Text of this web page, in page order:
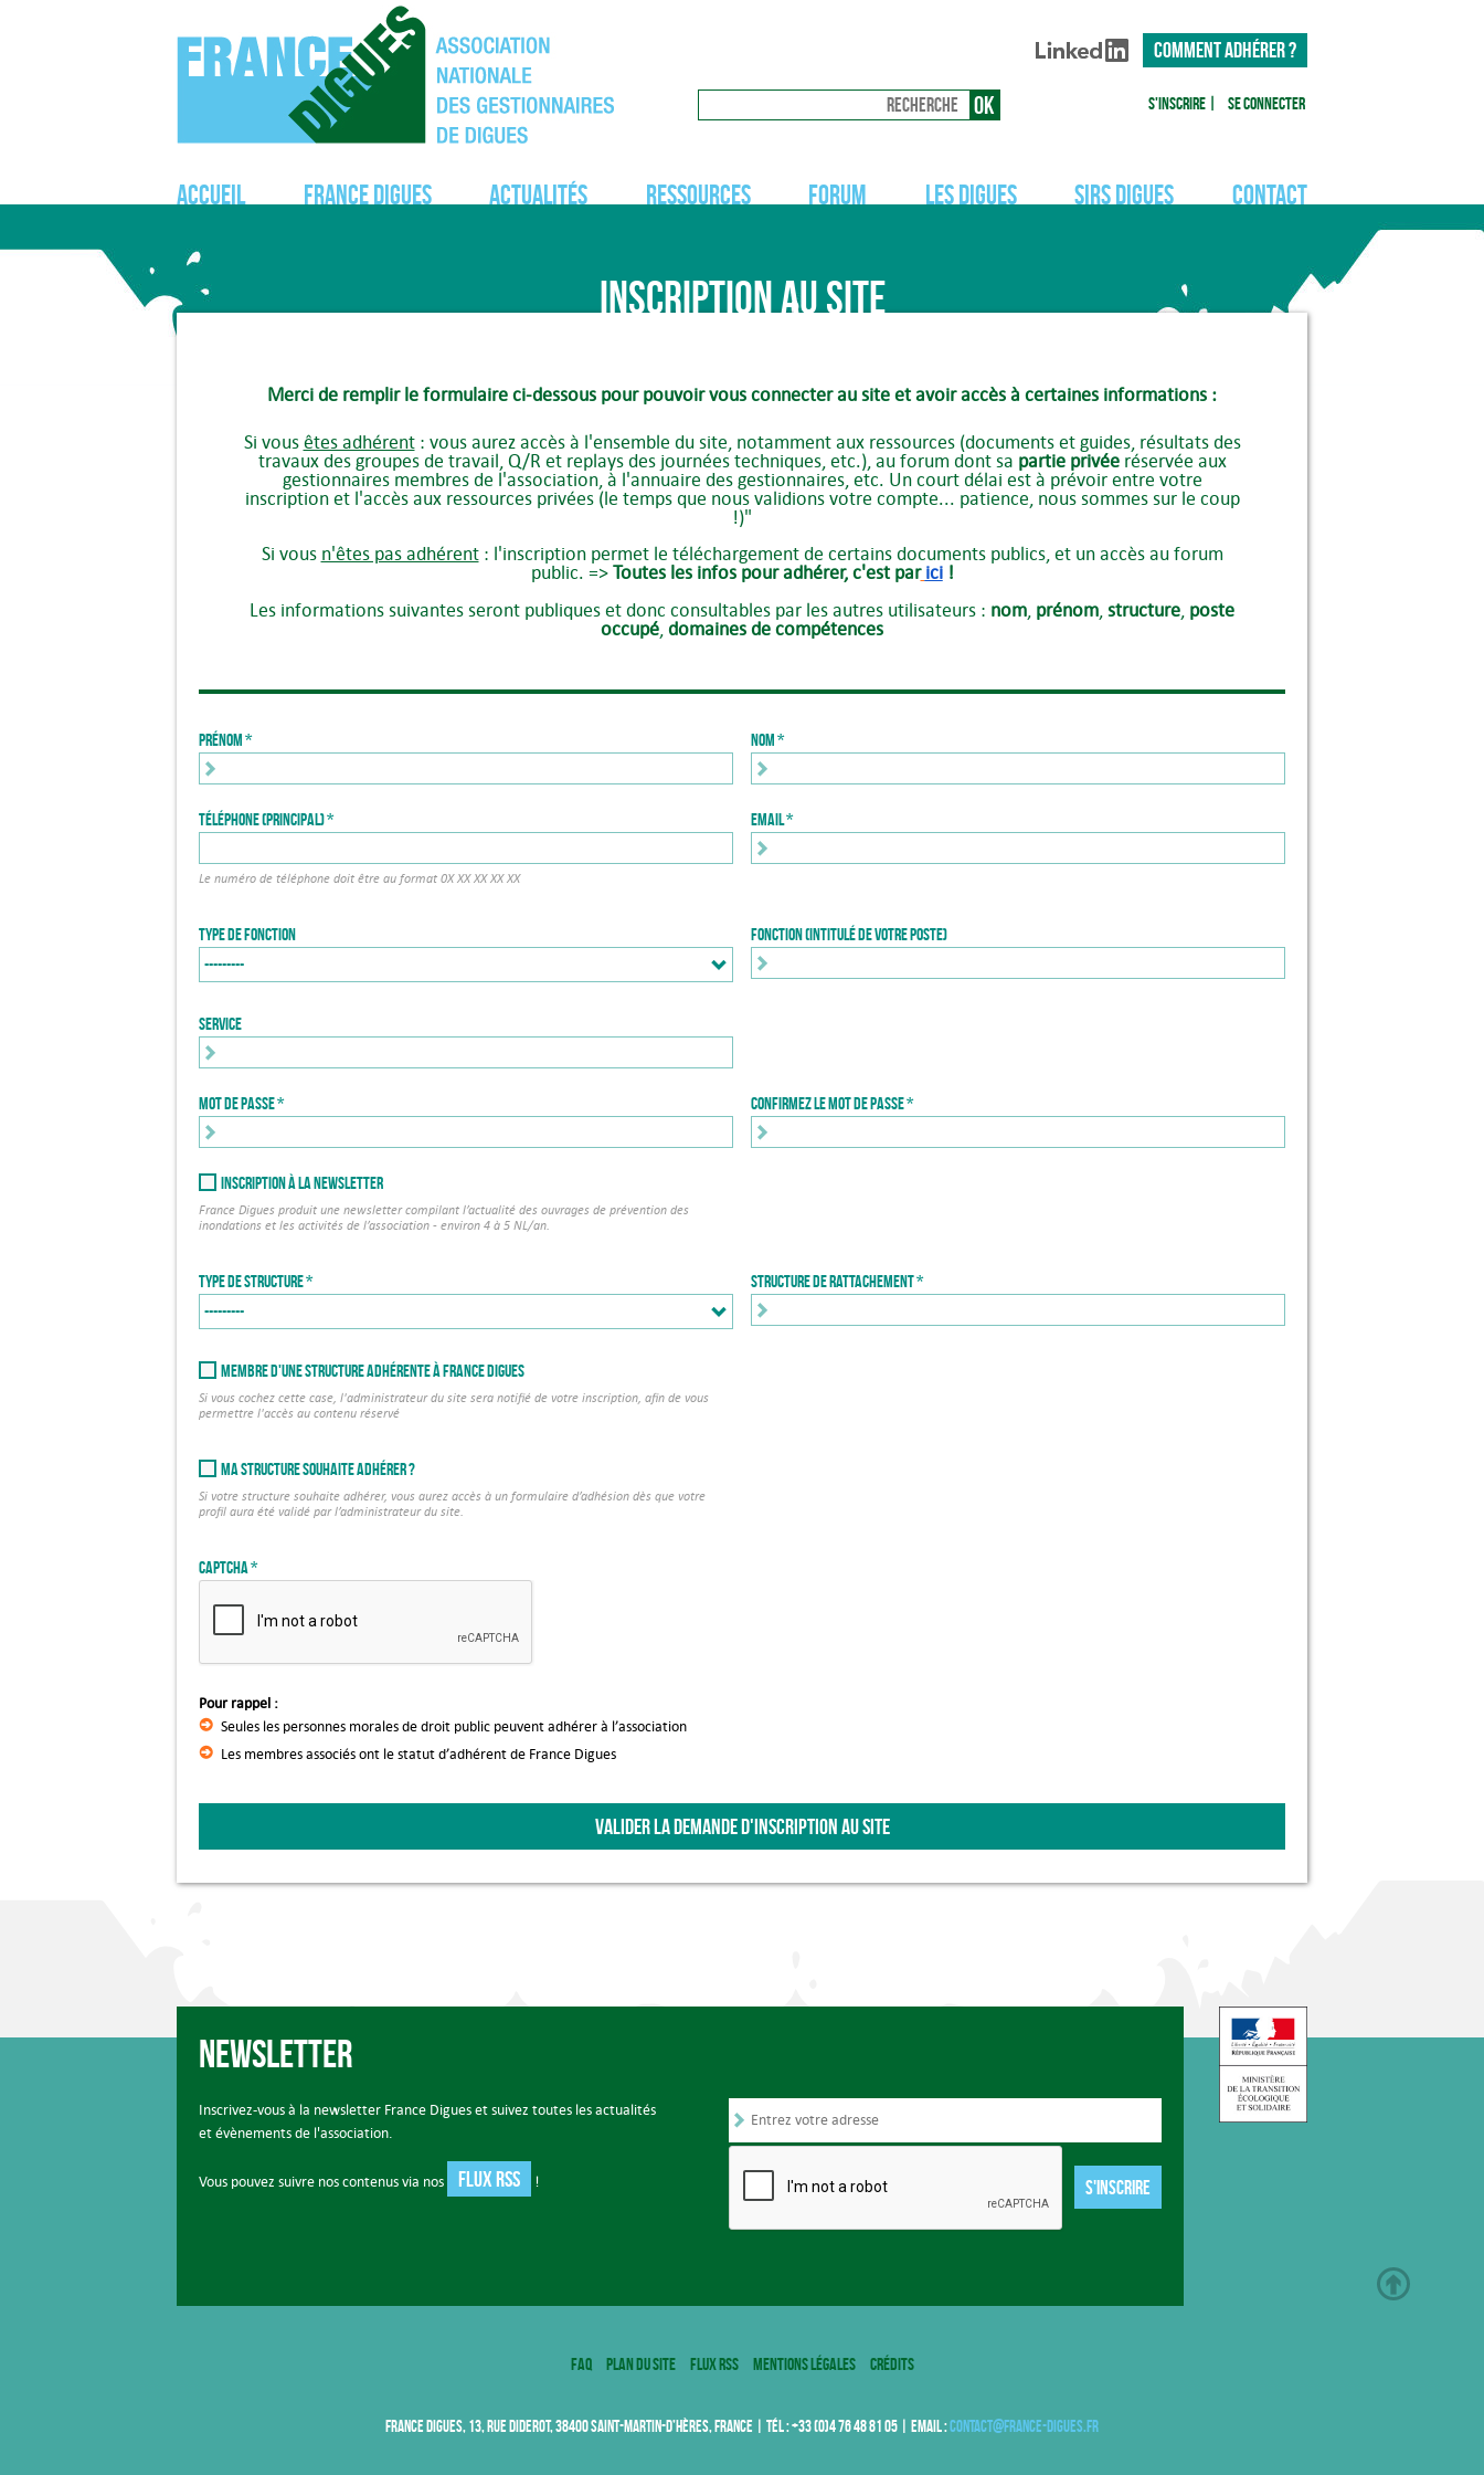
COMMENT ADHÉRER ?
S'inscrire Se connecter
Accueil France Digues Actualités Ressources Forum Les digues SIRS Digues Contact
Inscription au site
Merci de remplir le formulaire ci-dessous pour pouvoir vous connecter au site et avoir accès à certaines informations :
Si vousêtes adhérent: vous aurez accès à l'ensemble du site, notamment aux ressources (documents et guides, résultats des
travaux des groupes de travail, Q/R et replays des journées techniques, etc.), au forum dont sa partie privéeréservée aux
gestionnaires membres de l'association, à l'annuaire des gestionnaires, etc. Un court délai est à prévoir entre votre
inscription et l'accès aux ressources privées (le temps que nous validions votre compte... patience, nous sommes sur le coup
!)"
Si vous n'êtes pas adhérent: l'inscription permet le téléchargement de certains documents publics, et un accès au forum
public. =>Toutes les infos pour adhérer, c'est par ici !
Les informations suivantes seront publiques et donc consultables par les autres utilisateurs : nom, prénom,structure, poste
occupé,domaines de compétences
Prénom Nom
Téléphone (principal)
Le numéro de téléphone doit être au format 0X XX XX XX XX
Email
Type de fonction Fonction (intitulé de votre poste)
Service
Mot de passe Confirmez le mot de passe
Inscription à la newsletter
France Digues produit une newsletter compilant l’actualité des ouvrages de prévention des
inondations et les activités de l’association - environ 4 à 5 NL/an.
Type de structure Structure de rattachement *
Membre d'une structure adhérente à France Digues
Si vous cochez cette case, l'administrateur du site sera notifié de votre inscription, afin de vous
permettre l'accès au contenu réservé
Ma structure souhaite adhérer ?
Si votre structure souhaite adhérer, vous aurez accès à un formulaire d’adhésion dès que votre
profil aura été validé par l’administrateur du site.
Captcha
Pour rappel :
Seules les personnes morales de droit public peuvent adhérer à l’association
Les membres associés ont le statut d’adhérent de France Digues
VALIDER LA DEMANDE D'INSCRIPTION AU SITE
Newsletter
Inscrivez-vous à la newsletter France Digues et suivez toutes les actualités
et évènements de l'association.
S'INSCRIRE
Vous pouvez suivre nos contenus via nos FLUX RSS !
FAQ Plan du site Flux RSS Mentions légales Crédits
FRANCE DIGUES, 13, RUE DIDEROT, 38400 SAINT-MARTIN-D’HÈRES, FRANCE | TÉL : +33 (0)4 76 48 81 05 | EMAIL :contact@france-digues.fr